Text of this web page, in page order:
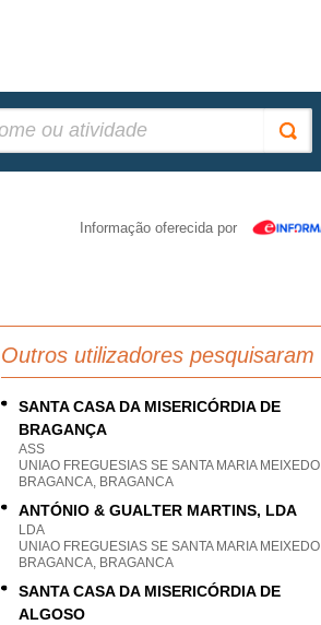
Informação oferecida por
Outros utilizadores pesquisaram
SANTA CASA DA MISERICÓRDIA DE
BRAGANÇA
ASS
UNIAO FREGUESIAS SE SANTA MARIA MEIXEDO
BRAGANCA, BRAGANCA
ANTÓNIO & GUALTER MARTINS, LDA
LDA
UNIAO FREGUESIAS SE SANTA MARIA MEIXEDO
BRAGANCA, BRAGANCA
SANTA CASA DA MISERICÓRDIA DE
ALGOSO